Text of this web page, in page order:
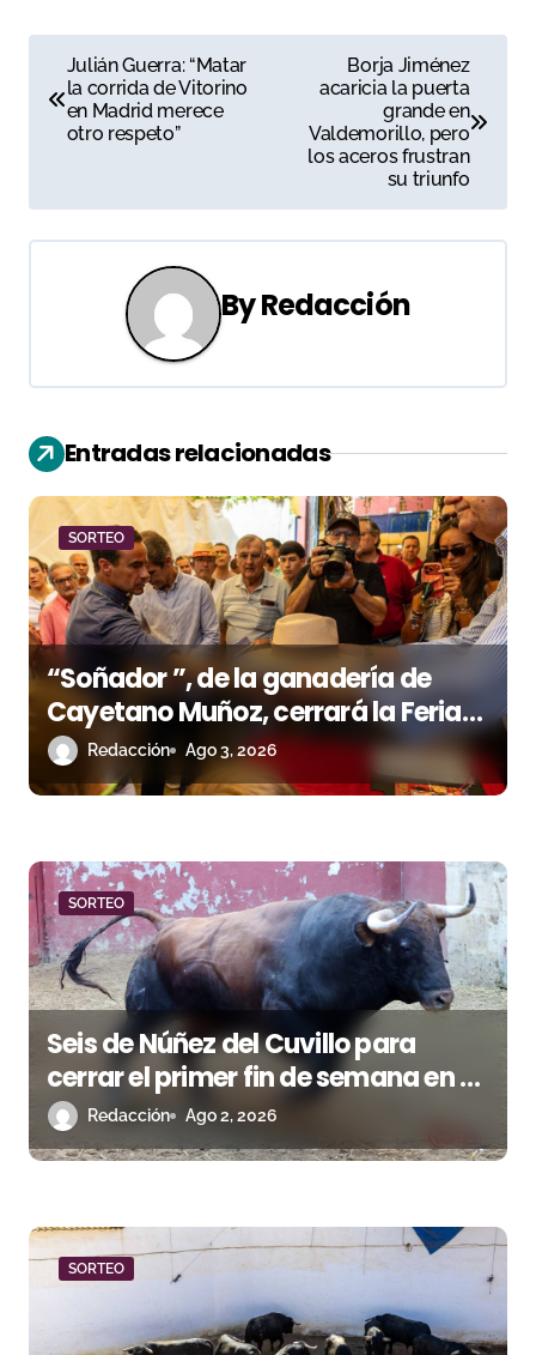
a
e
g
i
ó
n
d
e
e
n
t
r
d
a
s
Julián Guerra: “Matar
la corrida de Vitorino
en Madrid merece
otro respeto”
Borja Jiménez
acaricia la puerta
grande en
Valdemorillo, pero
los aceros frustran
su triunfo
ByRedacción
Entradas relacionadas
SORTEO
“Soñador ”, de la ganadería de
Cayetano Muñoz, cerrará la Feria
de las Colombinas 2026
Redacción Ago 3, 2026
SORTEO
Seis de Núñez del Cuvillo para
cerrar el primer fin de semana en El
Puerto de Santa María
Redacción Ago 2, 2026
SORTEO